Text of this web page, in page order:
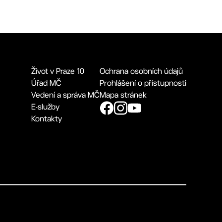
Život v Praze 10
Úřad MČ
Vedení a správa MČ
E-služby
Kontakty
Ochrana osobních údajů
Prohlášení o přístupnosti
Mapa stránek